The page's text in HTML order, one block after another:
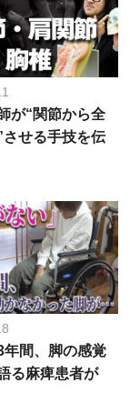
が“関節から全
させる手技を伝
年間、脚の感覚
る麻痺患者が